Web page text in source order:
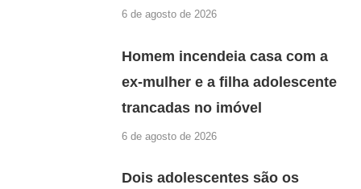
6 de agosto de 2026
Homem incendeia casa com a
ex-mulher e a filha adolescente
trancadas no imóvel
6 de agosto de 2026
Dois adolescentes são os